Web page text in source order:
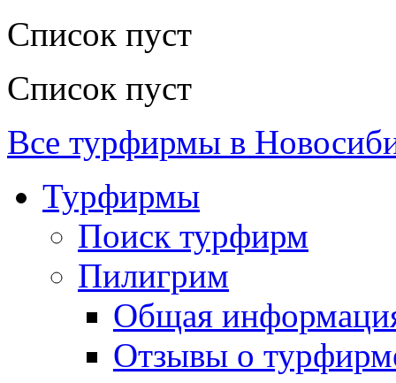
Список пуст
Список пуст
Все турфирмы в
Турфирмы
Поиск турфирм
Пилигрим
Общая
Отзывы о